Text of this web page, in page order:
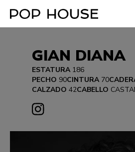
GIAN DIANA
ESTATURA186
PECHO 90CINTURA70
CALZADO 42CABELLO